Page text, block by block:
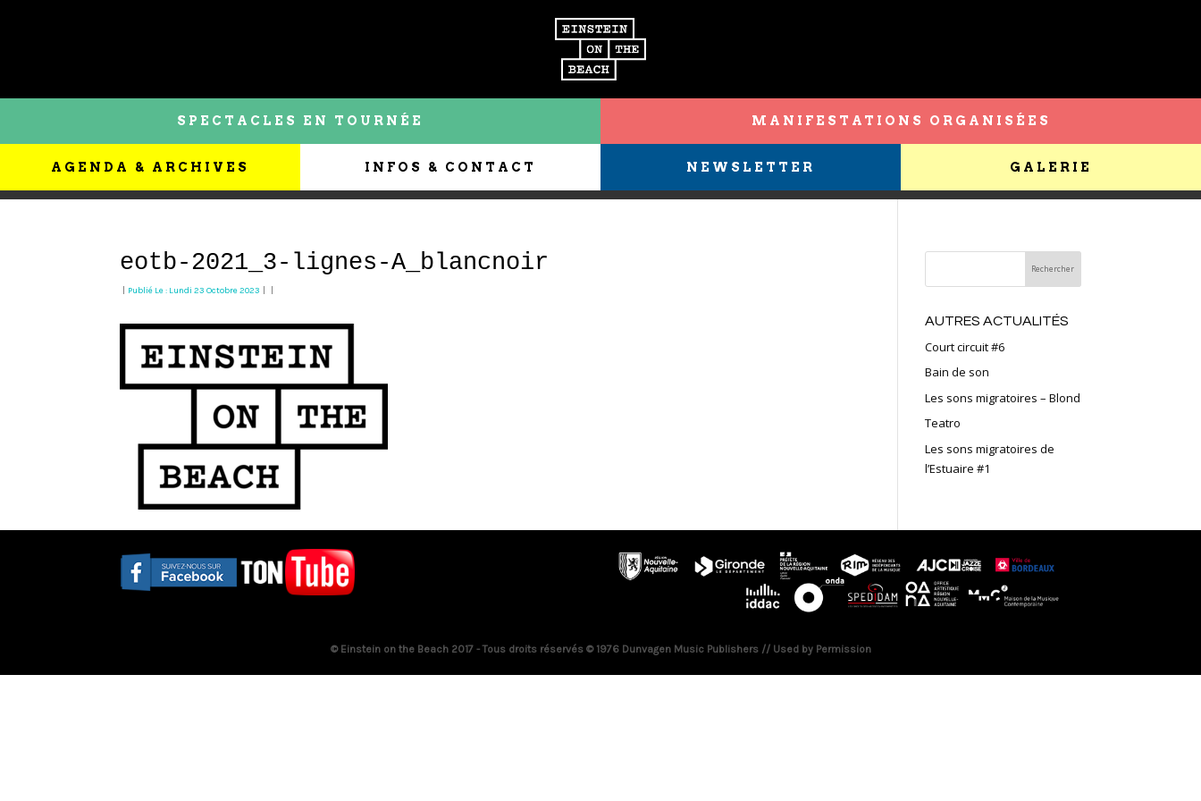
SPECTACLES EN TOURNÉE MANIFESTATIONS ORGANISÉES
AGENDA & ARCHIVES INFOS & CONTACT NEWSLETTER GALERIE
eotb-2021_3-lignes-A_blancnoir
Publié Le : Lundi 23 Octobre 2023
AUTRES ACTUALITÉS
Court circuit #6
Bain de son
Les sons migratoires – Blond
Teatro
Les sons migratoires de
l’Estuaire #1
© Einstein on the Beach 2017 - Tous droits réservés © 1976 Dunvagen Music Publishers // Used by Permission